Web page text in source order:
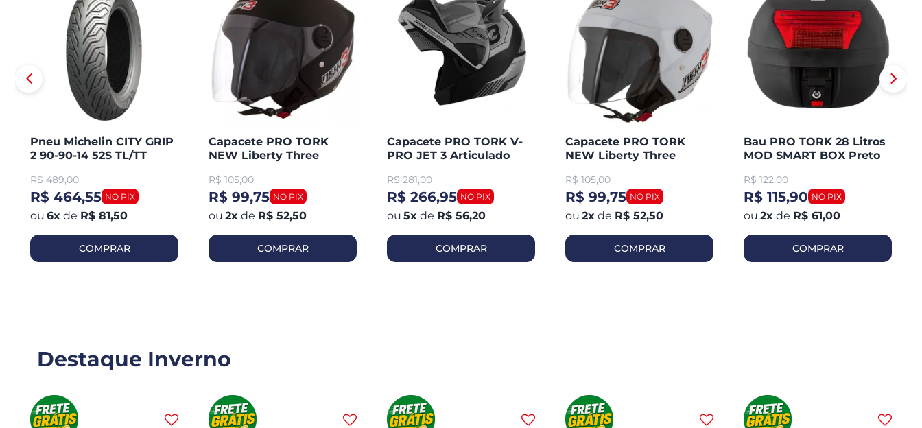
Pneu Michelin CITY GRIP
2 90-90-14 52S TL/TT
R$ 489,00
R$ 464,55
6x de R$ 81,50
COMPRAR
Capacete PRO TORK
NEW Liberty Three
R$ 105,00
R$ 99,75
2x de R$ 52,50
COMPRAR
Capacete PRO TORK V-
PRO JET 3 Articulado
R$ 281,00
R$ 266,95
5x de R$ 56,20
COMPRAR
Capacete PRO TORK
NEW Liberty Three
R$ 105,00
R$ 99,75
2x de R$ 52,50
COMPRAR
Bau PRO TORK 28 Litros
MOD SMART BOX Preto
R$ 122,00
R$ 115,90
2x de R$ 61,00
COMPRAR
Destaque Inverno